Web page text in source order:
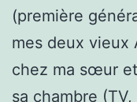
(première
mes deux vieux
chez ma sœur
sa chambre